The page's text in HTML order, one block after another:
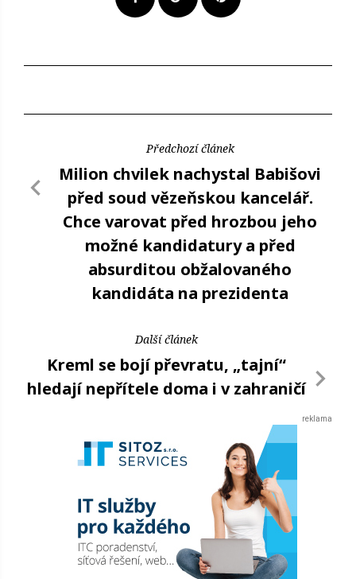
Předchozí článek
Milion chvilek nachystal Babišovi
před soud vězeňskou kancelář.
Chce varovat před hrozbou jeho
možné kandidatury a před
absurditou obžalovaného
kandidáta na prezidenta
Další článek
Kreml se bojí převratu, „tajní“
hledají nepřítele doma i v zahraničí